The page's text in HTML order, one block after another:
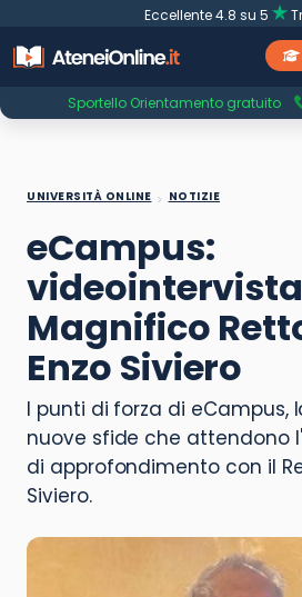
Eccellente 4.8 su 5
Sportello Orientamento gratuito
UNIVERSITÀ ONLINE NOTIZIE
eCampus:
Magnifico
Enzo Siviero
I punti di forza di eCampus,
nuove sfide che attendono
di approfondimento con il
Siviero.